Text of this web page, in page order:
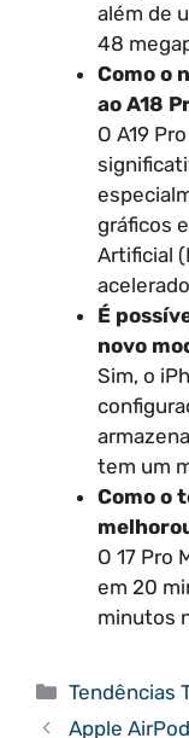
além de
48
Como o
ao A18
O A19
gráficos
Artificial
É
novo
Sim, o
tem um
Como o
O 17 Pro
em 20
minutos
Categorias
Tendências
Apple